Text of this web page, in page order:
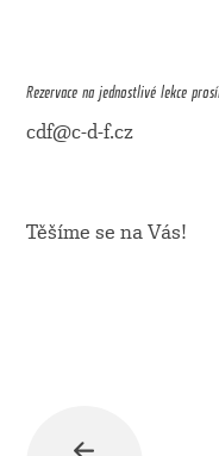
Rezervace na jednostlivé lekce
cdf@c-d-f.cz
Těšíme se na Vás!